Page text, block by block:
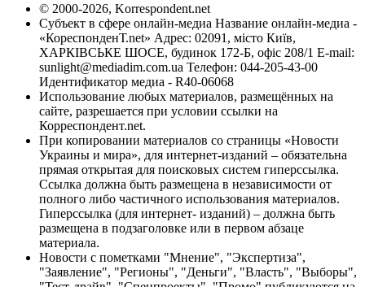
© 2000-2026, Korrespondent.net
Субъект в сфере онлайн-медиа Название онлайн-медиа -
«КореспонденТ.net» Адрес: 02091, місто Київ,
ХАРКІВСЬКЕ ШОСЕ, будинок 172-Б, офіс 208/1 E-mail:
sunlight@mediadim.com.ua Телефон: 044-205-43-00
Идентификатор медиа - R40-06068
Использование любых материалов, размещённых на
сайте, разрешается при условии ссылки на
Корреспондент.net.
При копировании материалов со страницы «Новости
Украины и мира», для интернет-изданий – обязательна
прямая открытая для поисковых систем гиперссылка.
Ссылка должна быть размещена в независимости от
полного либо частичного использования материалов.
Гиперссылка (для интернет- изданий) – должна быть
размещена в подзаголовке или в первом абзаце
материала.
Новости с пометками "Мнение", "Экспертиза",
"Заявление", "Регионы", "Деньги", "Власть", "Выборы",